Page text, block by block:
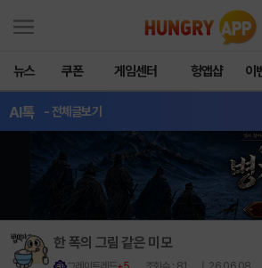
뉴스 쿠폰 게임센터 헝앱샵 이
AI톡 - 전체글보기
한 폭의 그림 같은 미모